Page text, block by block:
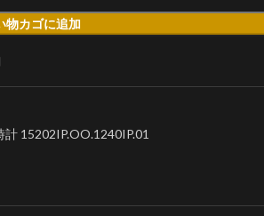
物カゴに追加
15202IP.OO.1240IP.01